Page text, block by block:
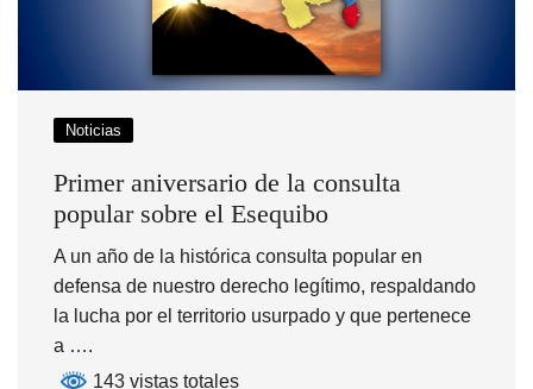
Noticias
Primer aniversario de la consulta
popular sobre el Esequibo
A un año de la histórica consulta popular en
defensa de nuestro derecho legítimo, respaldando
la lucha por el territorio usurpado y que pertenece
a ….
143 vistas totales